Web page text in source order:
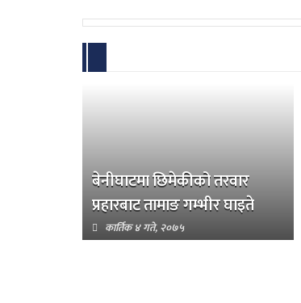
बेनीघाटमा छिमेकीको तरवार
प्रहारबाट तामाङ गम्भीर घाइते
कार्तिक ४ गते, २०७५